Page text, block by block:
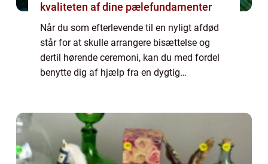
kvaliteten af dine pælefundamenter
Når du som efterlevende til en nyligt afdød
står for at skulle arrangere bisættelse og
dertil hørende ceremoni, kan du med fordel
benytte dig af hjælp fra en dygtig